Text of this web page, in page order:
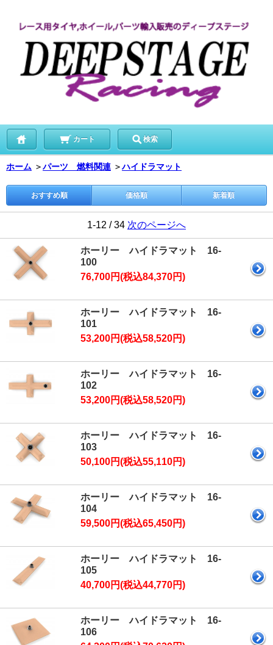
カート 検索
ホーム ＞パーツ 燃料関連 ＞ハイドラマット
おすすめ順 価格順 新着順
1-12 / 34 次のページへ
ホーリー ハイドラマット 16-
100
76,700円(税込84,370円)
ホーリー ハイドラマット 16-
101
53,200円(税込58,520円)
ホーリー ハイドラマット 16-
102
53,200円(税込58,520円)
ホーリー ハイドラマット 16-
103
50,100円(税込55,110円)
ホーリー ハイドラマット 16-
104
59,500円(税込65,450円)
ホーリー ハイドラマット 16-
105
40,700円(税込44,770円)
ホーリー ハイドラマット 16-
106